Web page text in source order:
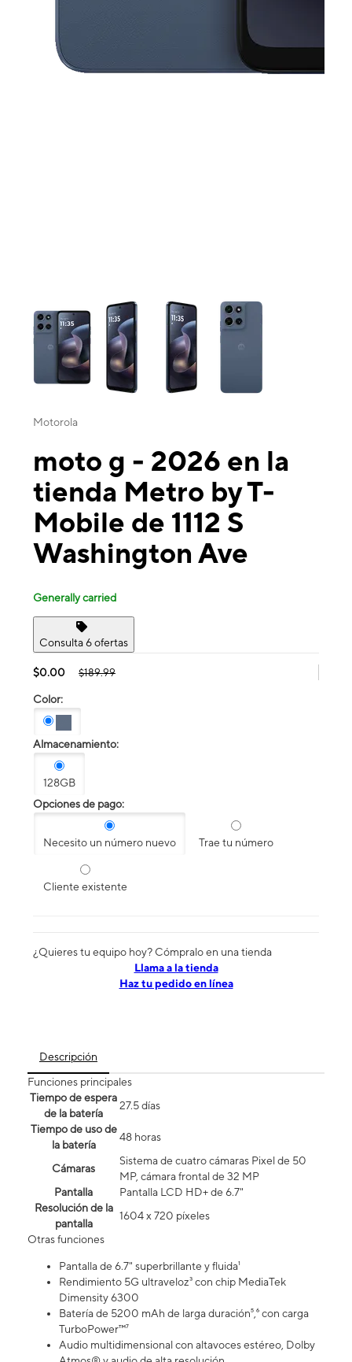
This carousel contains a column of small thumbnails. Selecting a
Motorola
moto g - 2026 en la
tienda Metro by T-
Mobile de 1112 S
Washington Ave
Generally carried
Consulta 6 ofertas
$0.00 $189.99
Color:
Almacenamiento:
128GB
Opciones de pago:
Necesito un número nuevo Trae tu número
Cliente existente
¿Quieres tu equipo hoy? Cómpralo en una tienda
​​​​​​​Llama a la tienda
Haz tu pedido en línea
Descripción
Funciones principales
Tiempo de espera
de la batería
27.5 días
Tiempo de uso de
la batería
48 horas
Cámaras
Sistema de cuatro cámaras Pixel de 50
MP, cámara frontal de 32 MP
Pantalla
Pantalla LCD HD+ de 6.7"
Resolución de la
pantalla
1604 x 720 píxeles
Otras funciones
Pantalla de 6.7" superbrillante y fluida¹
Rendimiento 5G ultraveloz³ con chip MediaTek
Dimensity 6300
Batería de 5200 mAh de larga duración⁵,⁶ con carga
TurboPower™⁷
Audio multidimensional con altavoces estéreo, Dolby